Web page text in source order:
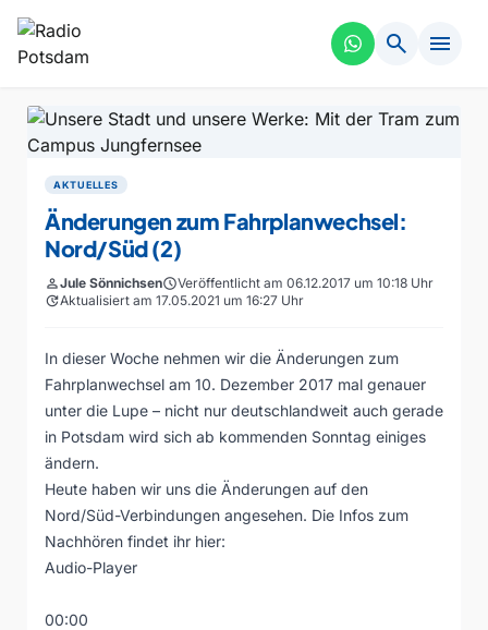
search menu
AKTUELLES
Änderungen zum Fahrplanwechsel:
Nord/Süd (2)
personJule SönnichsenscheduleVeröffentlicht am 06.12.2017 um 10:18 Uhr
updateAktualisiert am 17.05.2021 um 16:27 Uhr
In dieser Woche nehmen wir die Änderungen zum
Fahrplanwechsel am 10. Dezember 2017 mal genauer
unter die Lupe – nicht nur deutschlandweit auch gerade
in Potsdam wird sich ab kommenden Sonntag einiges
ändern.
Heute haben wir uns die Änderungen auf den
Nord/Süd-Verbindungen angesehen. Die Infos zum
Nachhören findet ihr hier:
Audio-Player
00:00